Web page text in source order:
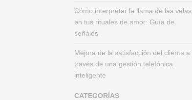
Cómo interpretar la llama de las velas
en tus rituales de amor: Guía de
señales
Mejora de la satisfacción del cliente a
través de una gestión telefónica
inteligente
CATEGORÍAS